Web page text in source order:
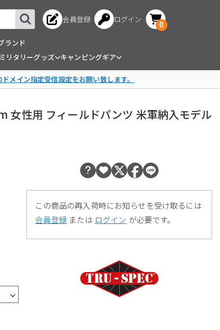
会員登録 ログイン
0
ランド
リタリーグッズ
キャンピングギア
イン指定受信設定をお願い致します。
性用 フィールドパンツ 米軍納入モデル
この商品の再入荷時にお知らせを受け取るには
会員登録 または ログイン が必要です。